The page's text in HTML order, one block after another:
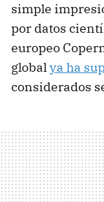
simple
por datos
europeo
globalya ha
considerados